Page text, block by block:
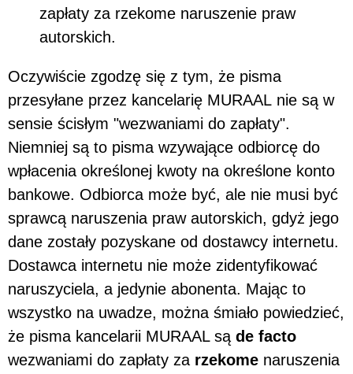
zapłaty za rzekome naruszenie praw
autorskich.
Oczywiście zgodzę się z tym, że pisma
przesyłane przez kancelarię MURAAL nie są w
sensie ścisłym "wezwaniami do zapłaty".
Niemniej są to pisma wzywające odbiorcę do
wpłacenia określonej kwoty na określone konto
bankowe. Odbiorca może być, ale nie musi być
sprawcą naruszenia praw autorskich, gdyż jego
dane zostały pozyskane od dostawcy internetu.
Dostawca internetu nie może zidentyfikować
naruszyciela, a jedynie abonenta. Mając to
wszystko na uwadze, można śmiało powiedzieć,
że pisma kancelarii MURAAL są de facto
wezwaniami do zapłaty za rzekome naruszenia